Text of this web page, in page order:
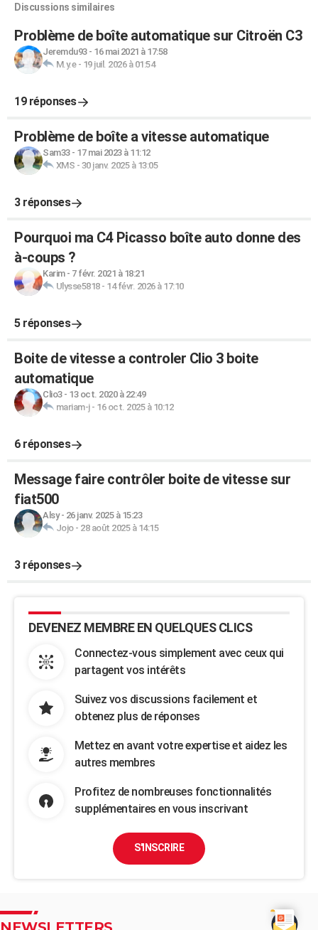
Discussions similaires
Problème de boîte automatique sur Citroën C3
Jeremdu93- 16 mai 2021 à 17:58
M.y.e- 19 juil. 2026 à 01:54
19 réponses
Problème de boîte a vitesse automatique
Sam33- 17 mai 2023 à 11:12
XMS - 30 janv. 2025 à 13:05
3 réponses
Pourquoi ma C4 Picasso boîte auto donne des
à-coups ?
Karim- 7 févr. 2021 à 18:21
Ulysse5818- 14 févr. 2026 à 17:10
5 réponses
Boite de vitesse a controler Clio 3 boite
automatique
Clio3- 13 oct. 2020 à 22:49
mariam-j- 16 oct. 2025 à 10:12
6 réponses
Message faire contrôler boite de vitesse sur
fiat500
Alsy- 26 janv. 2025 à 15:23
Jojo- 28 août 2025 à 14:15
3 réponses
DEVENEZ MEMBRE EN QUELQUES CLICS
Connectez-vous simplement avec ceux qui
partagent vos intérêts
Suivez vos discussions facilement et
obtenez plus de réponses
Mettez en avant votre expertise et aidez les
autres membres
Profitez de nombreuses fonctionnalités
supplémentaires en vous inscrivant
S'INSCRIRE